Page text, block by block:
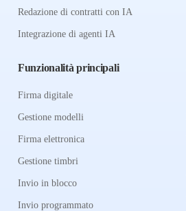
Redazione di contratti con IA
Integrazione di agenti IA
Funzionalità principali
Firma digitale
Gestione modelli
Firma elettronica
Gestione timbri
Invio in blocco
Invio programmato